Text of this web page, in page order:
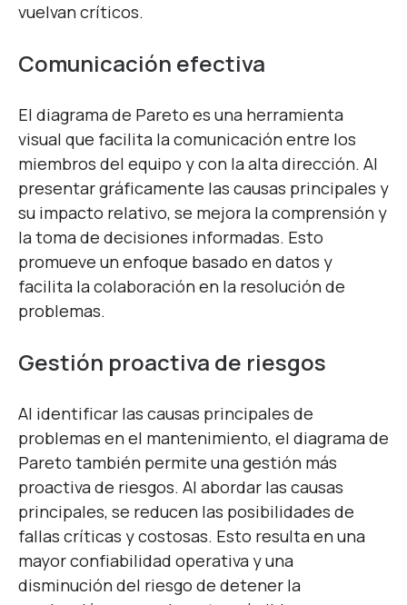
vuelvan críticos.
Comunicación efectiva
El diagrama de Pareto es una herramienta
visual que facilita la comunicación entre los
miembros del equipo y con la alta dirección. Al
presentar gráficamente las causas principales y
su impacto relativo, se mejora la comprensión y
la toma de decisiones informadas. Esto
promueve un enfoque basado en datos y
facilita la colaboración en la resolución de
problemas.
Gestión proactiva de riesgos
Al identificar las causas principales de
problemas en el mantenimiento, el diagrama de
Pareto también permite una gestión más
proactiva de riesgos. Al abordar las causas
principales, se reducen las posibilidades de
fallas críticas y costosas. Esto resulta en una
mayor confiabilidad operativa y una
disminución del riesgo de detener la